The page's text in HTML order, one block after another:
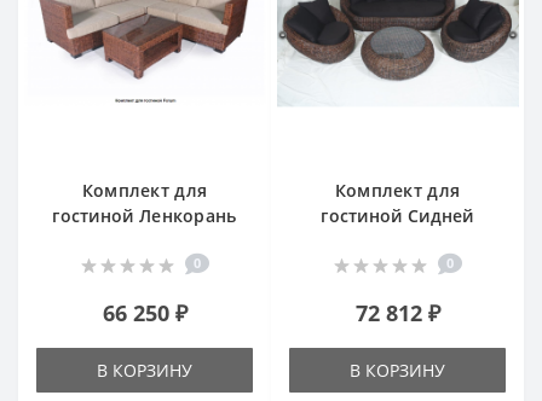
Комплект для
гостиной Ленкорань
0
66 250 ₽
В КОРЗИНУ
Комплект для
гостиной Сидней
0
72 812 ₽
В КОРЗИНУ